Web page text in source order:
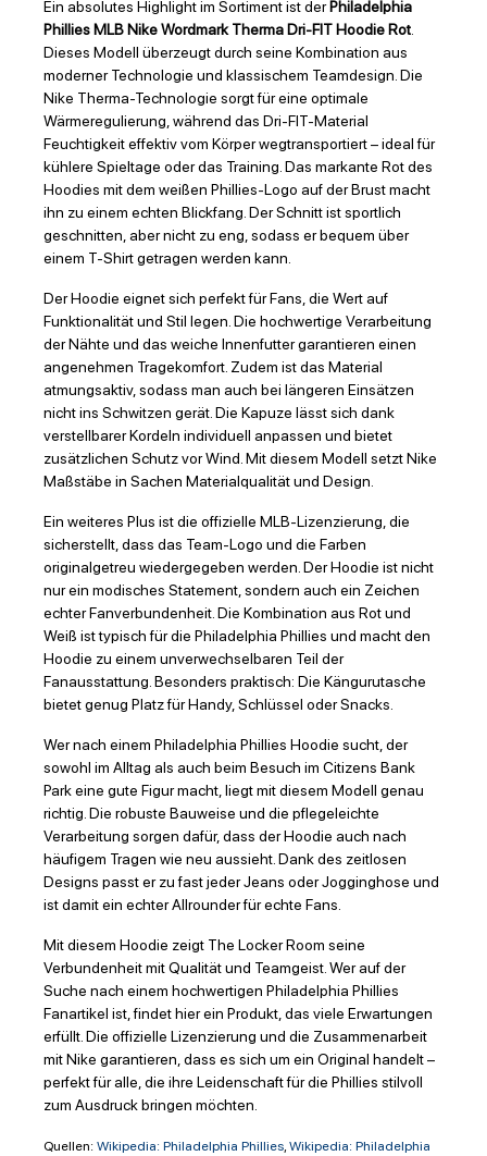
Ein absolutes Highlight im Sortiment ist derPhiladelphia
Phillies MLB Nike Wordmark Therma Dri-FIT Hoodie Rot.
Dieses Modell überzeugt durch seine Kombination aus
moderner Technologie und klassischem Teamdesign. Die
Nike Therma-Technologie sorgt für eine optimale
Wärmeregulierung, während das Dri-FIT-Material
Feuchtigkeit effektiv vom Körper wegtransportiert – ideal für
kühlere Spieltage oder das Training. Das markante Rot des
Hoodies mit dem weißen Phillies-Logo auf der Brust macht
ihn zu einem echten Blickfang. Der Schnitt ist sportlich
geschnitten, aber nicht zu eng, sodass er bequem über
einem T-Shirt getragen werden kann.
Der Hoodie eignet sich perfekt für Fans, die Wert auf
Funktionalität und Stil legen. Die hochwertige Verarbeitung
der Nähte und das weiche Innenfutter garantieren einen
angenehmen Tragekomfort. Zudem ist das Material
atmungsaktiv, sodass man auch bei längeren Einsätzen
nicht ins Schwitzen gerät. Die Kapuze lässt sich dank
verstellbarer Kordeln individuell anpassen und bietet
zusätzlichen Schutz vor Wind. Mit diesem Modell setzt Nike
Maßstäbe in Sachen Materialqualität und Design.
Ein weiteres Plus ist die offizielle MLB-Lizenzierung, die
sicherstellt, dass das Team-Logo und die Farben
originalgetreu wiedergegeben werden. Der Hoodie ist nicht
nur ein modisches Statement, sondern auch ein Zeichen
echter Fanverbundenheit. Die Kombination aus Rot und
Weiß ist typisch für die Philadelphia Phillies und macht den
Hoodie zu einem unverwechselbaren Teil der
Fanausstattung. Besonders praktisch: Die Kängurutasche
bietet genug Platz für Handy, Schlüssel oder Snacks.
Wer nach einem Philadelphia Phillies Hoodie sucht, der
sowohl im Alltag als auch beim Besuch im Citizens Bank
Park eine gute Figur macht, liegt mit diesem Modell genau
richtig. Die robuste Bauweise und die pflegeleichte
Verarbeitung sorgen dafür, dass der Hoodie auch nach
häufigem Tragen wie neu aussieht. Dank des zeitlosen
Designs passt er zu fast jeder Jeans oder Jogginghose und
ist damit ein echter Allrounder für echte Fans.
Mit diesem Hoodie zeigt The Locker Room seine
Verbundenheit mit Qualität und Teamgeist. Wer auf der
Suche nach einem hochwertigen Philadelphia Phillies
Fanartikel ist, findet hier ein Produkt, das viele Erwartungen
erfüllt. Die offizielle Lizenzierung und die Zusammenarbeit
mit Nike garantieren, dass es sich um ein Original handelt –
perfekt für alle, die ihre Leidenschaft für die Phillies stilvoll
zum Ausdruck bringen möchten.
Quellen: Wikipedia: Philadelphia Phillies, Wikipedia: Philadelphia